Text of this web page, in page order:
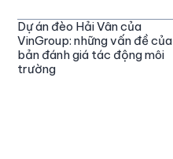
Dự án đèo Hải Vân của
VinGroup: những vấn đề của
bản đánh giá tác động môi
trường